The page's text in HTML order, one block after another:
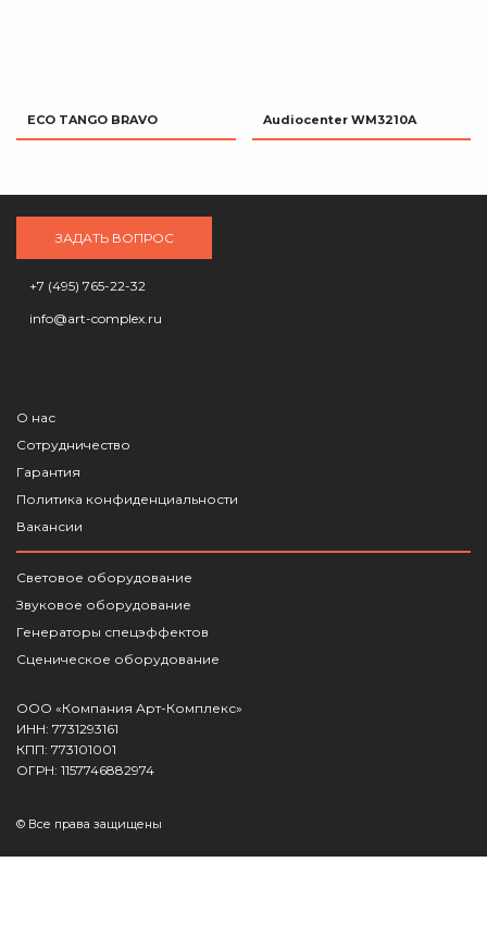
ECO TANGO BRAVO Audiocenter WM3210A
ЗАДАТЬ ВОПРОС
+7 (495) 765-22-32
info@art-complex.ru
О нас
Сотрудничество
Гарантия
Политика конфиденциальности
Вакансии
Световое оборудование
Звуковое оборудование
Генераторы спецэффектов
Сценическое оборудование
ООО «Компания Арт-Комплекс»
ИНН: 7731293161
КПП: 773101001
ОГРН: 1157746882974
© Все права защищены